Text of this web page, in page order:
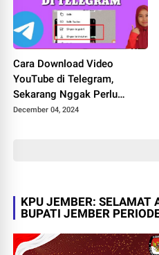
Cara Download Video
YouTube di Telegram,
Sekarang Nggak Perlu
Kunjungi Situs Lagi! Cukup
December 04, 2024
KPU JEMBER: SELAMAT
BUPATI JEMBER